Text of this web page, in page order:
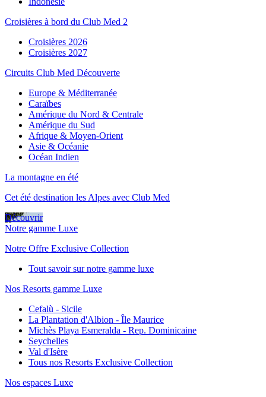
Croisières à bord du Club Med 2
Croisières 2026
Croisières 2027
Circuits Club Med Découverte
Europe & Méditerranée
Caraïbes
Amérique du Nord & Centrale
Amérique du Sud
Afrique & Moyen-Orient
Asie & Océanie
Océan Indien
La montagne en été
Cet été destination les Alpes avec Club Med
Découvrir
Notre gamme Luxe
Notre Offre Exclusive Collection
Tout savoir sur notre gamme luxe
Nos Resorts gamme Luxe
Cefalù - Sicile
La Plantation d'Albion - Île Maurice
Michès Playa Esmeralda - Rep. Dominicaine
Seychelles
Val d'Isère
Tous nos Resorts Exclusive Collection
Nos espaces Luxe